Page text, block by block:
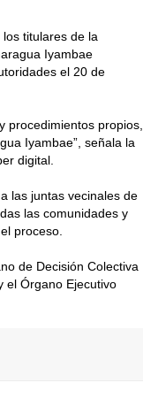
titulares de la
Iyambae
el 20 de
procedimientos propios,
Iyambae”, señala la
digital.
las juntas vecinales de
las comunidades y
proceso.
de Decisión Colectiva
el Órgano Ejecutivo